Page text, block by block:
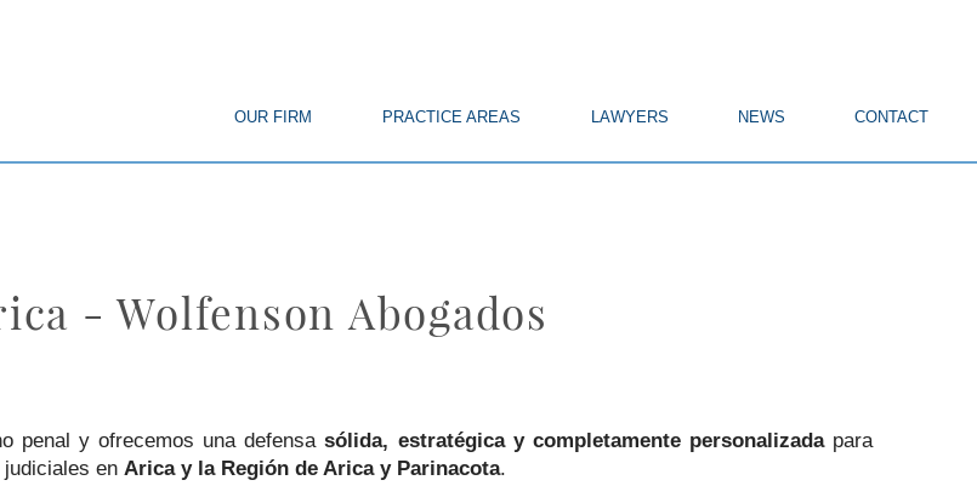
OUR FIRM PRACTICE AREAS LAWYERS NEWS CONTACT
- Wolfenson Abogados
penal y ofrecemos una defensasólida, estratégica y completamente personalizadapara
en Arica y la Región de Arica y Parinacota.